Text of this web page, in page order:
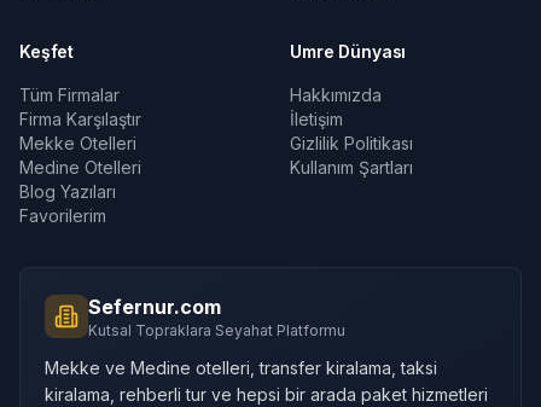
Keşfet
Tüm Firmalar
Firma Karşılaştır
Mekke Otelleri
Medine Otelleri
Blog Yazıları
Favorilerim
Umre Dünyası
Hakkımızda
İletişim
Gizlilik Politikası
Kullanım Şartları
Sefernur.com
Kutsal Topraklara Seyahat Platformu
Mekke ve Medine otelleri, transfer kiralama, taksi
kiralama, rehberli tur ve hepsi bir arada paket hizmetleri